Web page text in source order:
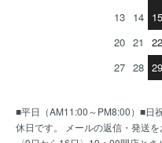
13 14 15
20 21 22
27 28 29
■平日（AM11:00～PM8:00）■日
休日です。 メールの返信・発送